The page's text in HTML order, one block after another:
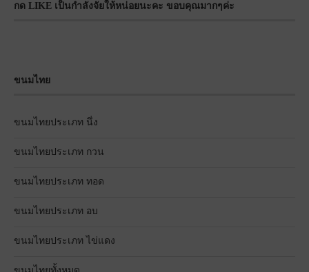
กด LIKE เป็นกำลังจัยให้หน่อยนะคะ ขอบคุณมากๆค่ะ
ขนมไทย
ขนมไทยประเภท นึ่ง
ขนมไทยประเภท กวน
ขนมไทยประเภท ทอด
ขนมไทยประเภท อบ
ขนมไทยประเภท ไข่แดง